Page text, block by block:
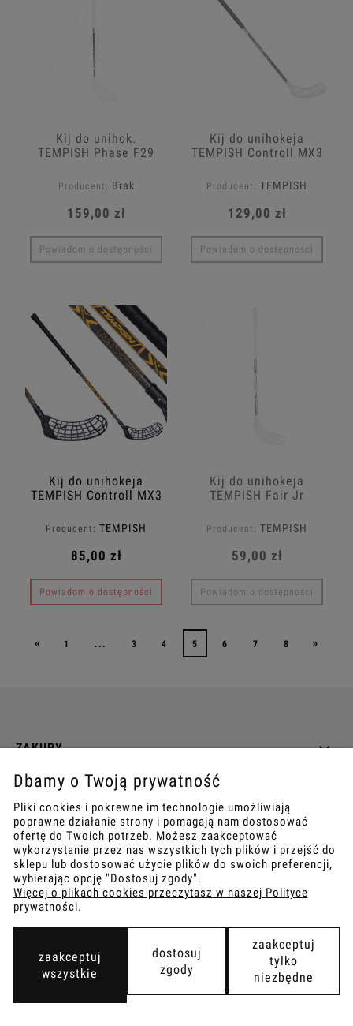
Kij do unihok.
TEMPISH Phase F29
Producent: Brak
159,00 zł
Powiadom o dostępności
Kij do unihokeja
TEMPISH Controll MX3
Producent: TEMPISH
129,00 zł
Powiadom o dostępności
Kij do unihokeja
TEMPISH Controll MX3
Producent: TEMPISH
85,00 zł
Powiadom o dostępności
Kij do unihokeja
TEMPISH Fair Jr
Producent: TEMPISH
59,00 zł
Powiadom o dostępności
« 1 ... 3 4 5 6 7 8 »
ZAKUPY
INFO
REGULAMINY
COPYRIGHT © 2021
TEMPISH.WYKONANIE:BOMBARDIER.PRO
Dbamy o Twoją prywatność
Pliki cookies i pokrewne im technologie umożliwiają
poprawne działanie strony i pomagają nam dostosować
ofertę do Twoich potrzeb. Możesz zaakceptować
wykorzystanie przez nas wszystkich tych plików i przejść do
sklepu lub dostosować użycie plików do swoich preferencji,
wybierając opcję "Dostosuj zgody".
Więcej o plikach cookies przeczytasz w naszej Polityce
prywatności.
zaakceptuj
tylko
niezbędne
dostosuj
zgody
zaakceptuj
wszystkie